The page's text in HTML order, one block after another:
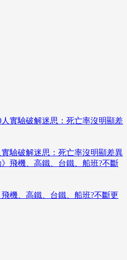
驗破解迷思：死亡率沒明顯差異
機、高鐵、台鐵、船班?不斷更